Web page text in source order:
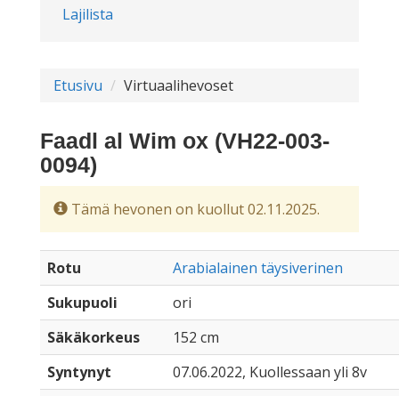
Lajilista
Etusivu Virtuaalihevoset
Faadl al Wim ox (VH22-003-
0094)
Tämä hevonen on kuollut 02.11.2025.
Rotu
Arabialainen täysiverinen
Sukupuoli
ori
Säkäkorkeus
152 cm
Syntynyt
07.06.2022, Kuollessaan yli 8v